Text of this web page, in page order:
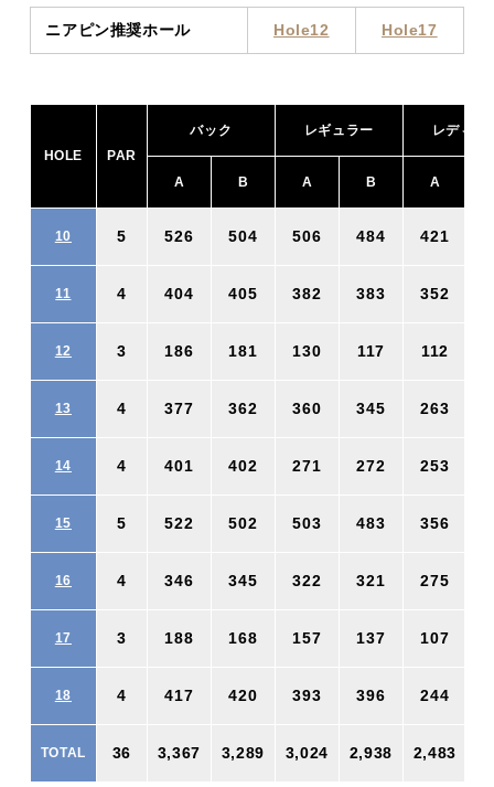
ニアピン推奨ホール Hole12 Hole17
HOLE PAR
バック レギュラー レディー
A B A B A
10 5 526 504 506 484 421
11 4 404 405 382 383 352
12 3 186 181 130 117 112
13 4 377 362 360 345 263
14 4 401 402 271 272 253
15 5 522 502 503 483 356
16 4 346 345 322 321 275
17 3 188 168 157 137 107
18 4 417 420 393 396 244
TOTAL 36 3,367 3,289 3,024 2,938 2,483